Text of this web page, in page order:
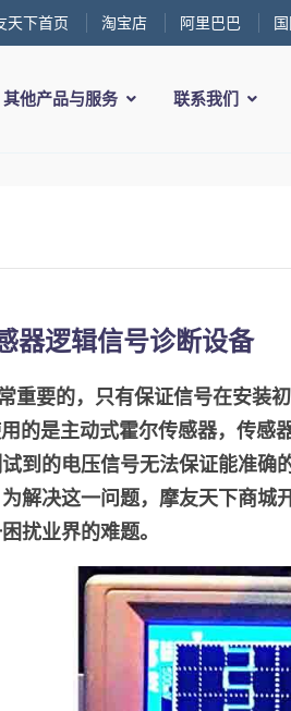
天下首页 淘宝店 阿里巴巴
其他产品与服务 联系我们
器逻辑信号诊断设备
重要的，只有保证信号在安装
的是主动式霍尔传感器，传感
到的电压信号无法保证能准确
解决这一问题，摩友天下商城
扰业界的难题。